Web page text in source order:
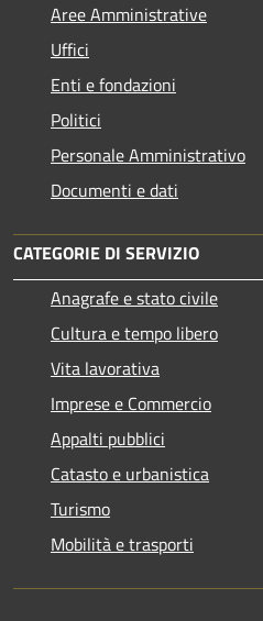
Aree Amministrative
Uffici
Enti e fondazioni
Politici
Personale Amministrativo
Documenti e dati
CATEGORIE DI SERVIZIO
Anagrafe e stato civile
Cultura e tempo libero
Vita lavorativa
Imprese e Commercio
Appalti pubblici
Catasto e urbanistica
Turismo
Mobilità e trasporti